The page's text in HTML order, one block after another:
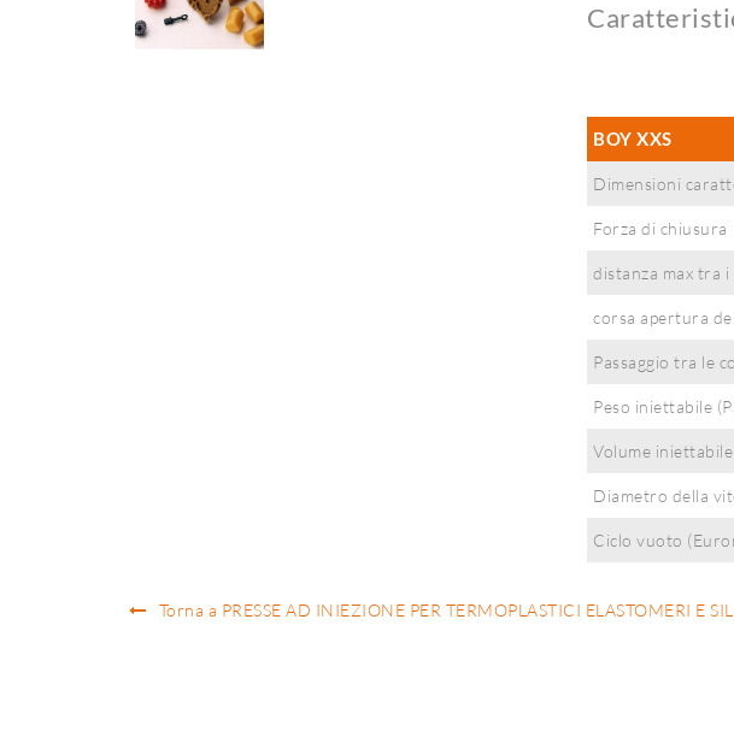
BOY XXS
Dimensioni
Forza di chiusura
distanza max tra i
corsa apertura
Passaggio tra le
Peso iniettabile
Volume
Diametro della
Ciclo vuoto
Torna a PRESSE AD INIEZIONE PER TERMOPLASTICI ELASTOMERI E